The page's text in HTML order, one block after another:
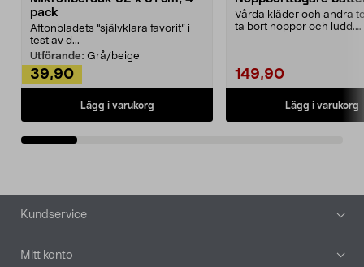
pack
Aftonbladets "självklara favorit” i
test av d...
Utförande: Grå/beige
39,90
Lägg i varukorg
Vårda kläder och andra
ta bort noppor och ludd.
149,90
Lägg i varukorg
Sidfot
Kundservice
Mitt konto